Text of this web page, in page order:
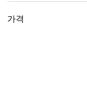
가격